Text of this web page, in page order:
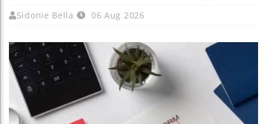
Sidonie Bella 06 Aug 2026